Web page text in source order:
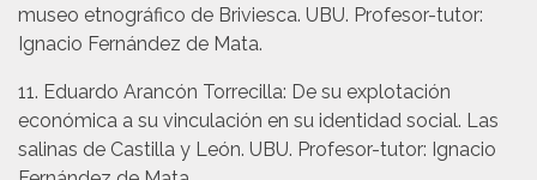
museo etnográfico de Briviesca. UBU. Profesor-tutor:
Ignacio Fernández de Mata.
11. Eduardo Arancón Torrecilla: De su explotación
económica a su vinculación en su identidad social. Las
salinas de Castilla y León. UBU. Profesor-tutor: Ignacio